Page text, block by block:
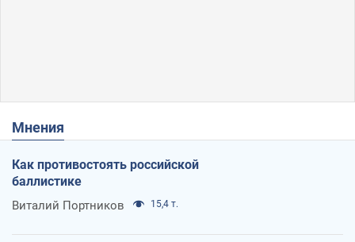
Мнения
Как противостоять российской
баллистике
Виталий Портников 15,4 т.